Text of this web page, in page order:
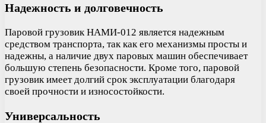
Надежность и долговечность
Паровой грузовик НАМИ-012 является надежным
средством транспорта, так как его механизмы просты и
надежны, а наличие двух паровых машин обеспечивает
большую степень безопасности. Кроме того, паровой
грузовик имеет долгий срок эксплуатации благодаря
своей прочности и износостойкости.
Универсальность